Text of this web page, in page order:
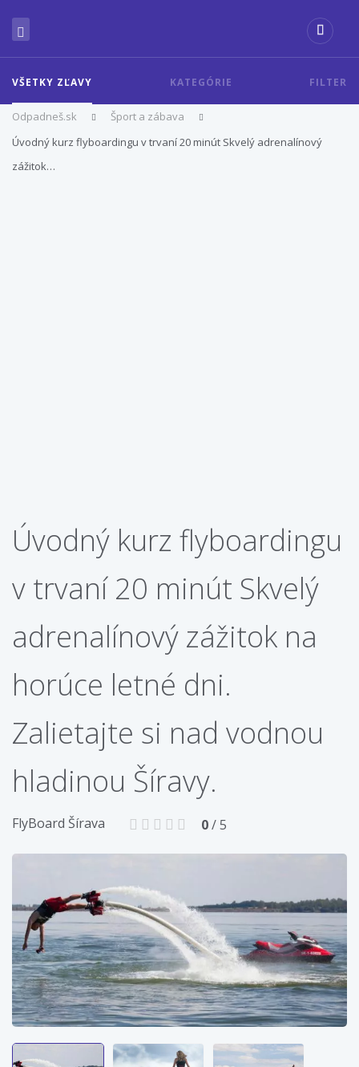
VŠETKY ZĽAVY KATEGÓRIE FILTER
Odpadneš.sk
Šport a zábava
Úvodný kurz flyboardingu v trvaní 20 minút Skvelý adrenalínový
zážitok…
Úvodný kurz flyboardingu
v trvaní 20 minút Skvelý
adrenalínový zážitok na
horúce letné dni.
Zalietajte si nad vodnou
hladinou Šíravy.
FlyBoard Šírava 0/ 5